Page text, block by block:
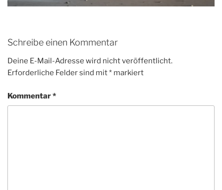
Schreibe einen Kommentar
Deine E-Mail-Adresse wird nicht veröffentlicht.
Erforderliche Felder sind mit* markiert
Kommentar*